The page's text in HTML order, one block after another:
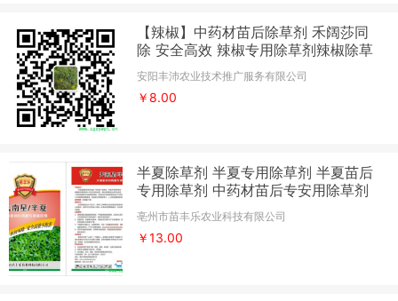
【辣椒】中药材苗后除草剂 禾阔莎同
除 安全高效 辣椒专用除草剂辣椒除草
剂厂家
安阳丰沛农业技术推广服务有限公司
￥8.00
半夏除草剂 半夏专用除草剂 半夏苗后
专用除草剂 中药材苗后专安用除草剂
禾阔双 除安全不伤苗 半夏 天南星除草
剂
亳州市苗丰乐农业科技有限公司
￥13.00